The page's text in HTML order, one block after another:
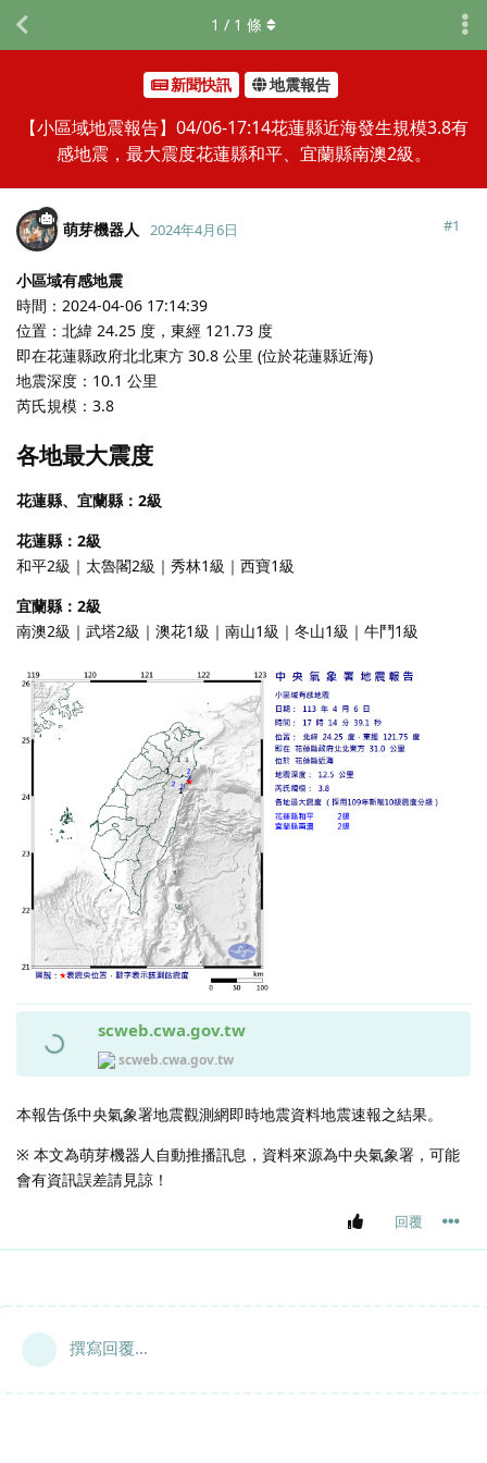
新聞快訊 地震報告
【小區域地震報告】04/06-17:14花蓮縣近海發生規模3.8有
感地震，最大震度花蓮縣和平、宜蘭縣南澳2級。
1 / 1 條
萌芽機器人 2024年4月6日 #1
小區域有感地震
時間：2024-04-06 17:14:39
位置：北緯 24.25 度，東經 121.73 度
即在花蓮縣政府北北東方 30.8 公里 (位於花蓮縣近海)
地震深度：10.1 公里
芮氏規模：3.8
各地最大震度
花蓮縣、宜蘭縣：2級
花蓮縣：2級
和平2級｜太魯閣2級｜秀林1級｜西寶1級
宜蘭縣：2級
南澳2級｜武塔2級｜澳花1級｜南山1級｜冬山1級｜牛鬥1級
scweb.cwa.gov.tw
scweb.cwa.gov.tw
本報告係中央氣象署地震觀測網即時地震資料地震速報之結果。
※ 本文為萌芽機器人自動推播訊息，資料來源為中央氣象署，可能
會有資訊誤差請見諒！
回覆
撰寫回覆...